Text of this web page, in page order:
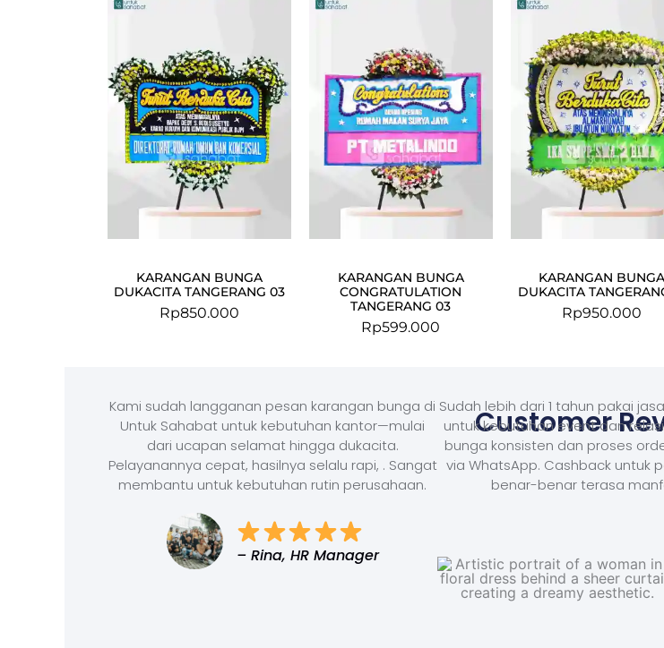
KARANGAN BUNGA
DUKACITA TANGERANG 03
Rp850.000
KARANGAN BUNGA
CONGRATULATION
TANGERANG 03
Rp599.000
KARANGAN BUNGA
DUKACITA
Rp950.000
Customer
Kami sudah langganan pesan karangan bunga di
Untuk Sahabat untuk kebutuhan kantor—mulai
dari ucapan selamat hingga dukacita.
Pelayanannya cepat, hasilnya selalu rapi, . Sangat
membantu untuk kebutuhan rutin perusahaan.
– Rina, HR Manager
Sudah lebih dari 1 tahun pakai
untuk kebutuhan event dan
bunga konsisten dan proses
via WhatsApp. Cashback untuk
benar-benar terasa